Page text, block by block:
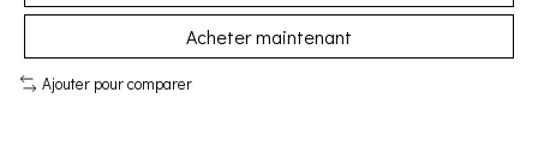
Acheter maintenant
Ajouter pour comparer